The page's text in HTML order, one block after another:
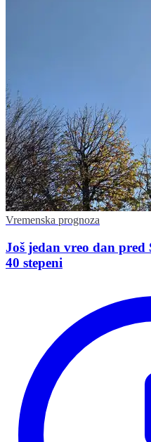
Vremenska prognoza
Još jedan vreo dan
40 stepeni